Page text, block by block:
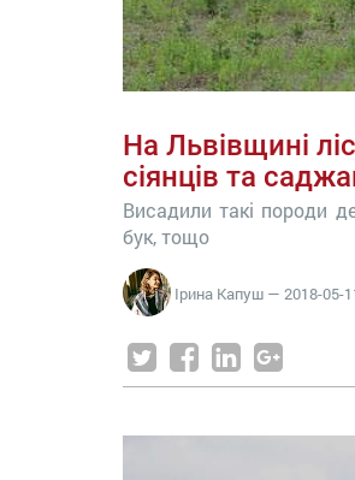
На Львівщині
сіянців та
Висадили такі породи
бук, тощо
Ірина Капуш — 2018-05-